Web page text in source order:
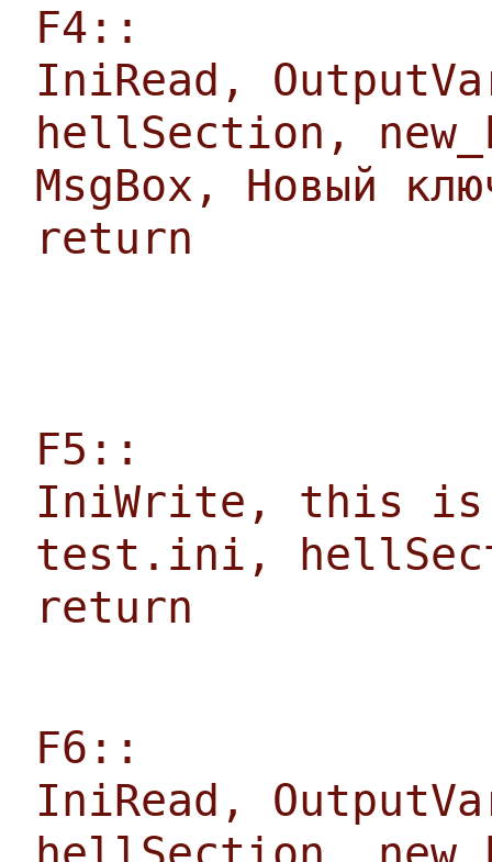
F4::
IniRead,
hellSection,
MsgBox, Новый
return
F5::
IniWrite, this is
test.ini,
return
F6::
IniRead,